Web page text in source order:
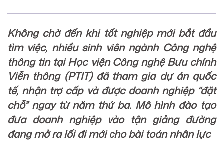
Không chờ đến khi tốt nghiệp mới bắt đầu
tìm việc, nhiều sinh viên ngành Công nghệ
thông tin tại Học viện Công nghệ Bưu chính
Viễn thông (PTIT) đã tham gia dự án quốc
tế, nhận trợ cấp và được doanh nghiệp “đặt
chỗ” ngay từ năm thứ ba. Mô hình đào tạo
đưa doanh nghiệp vào tận giảng đường
đang mở ra lối đi mới cho bài toán nhân lực